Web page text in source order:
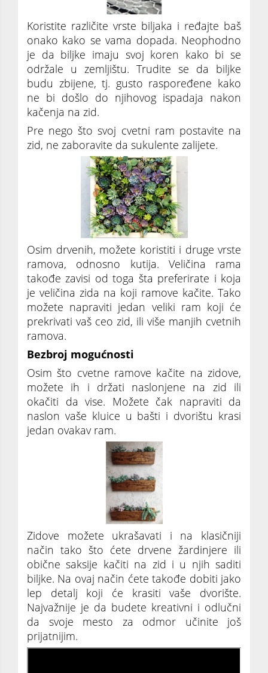
Koristite različite vrste biljaka i ređajte baš
onako kako se vama dopada. Neophodno
je da biljke imaju svoj koren kako bi se
održale u zemljištu. Trudite se da biljke
budu zbijene, tj. gusto raspoređene kako
ne bi došlo do njihovog ispadaja nakon
kačenja na zid.
Pre nego što svoj cvetni ram postavite na
zid, ne zaboravite da sukulente zalijete.
Osim drvenih, možete koristiti i druge vrste
ramova, odnosno kutija. Veličina rama
takođe zavisi od toga šta preferirate i koja
je veličina zida na koji ramove kačite. Tako
možete napraviti jedan veliki ram koji će
prekrivati vaš ceo zid, ili više manjih cvetnih
ramova.
Bezbroj mogućnosti
Osim što cvetne ramove kačite na zidove,
možete ih i držati naslonjene na zid ili
okačiti da vise. Možete čak napraviti da
naslon vaše kluice u bašti i dvorištu krasi
jedan ovakav ram.
Zidove možete ukrašavati i na klasičniji
način tako što ćete drvene žardinjere ili
obične saksije kačiti na zid i u njih saditi
biljke. Na ovaj način ćete takođe dobiti jako
lep detalj koji će krasiti vaše dvorište.
Najvažnije je da budete kreativni i odlučni
da svoje mesto za odmor učinite još
prijatnijim.